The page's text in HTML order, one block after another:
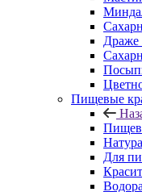
Драже
Пищевые
Для